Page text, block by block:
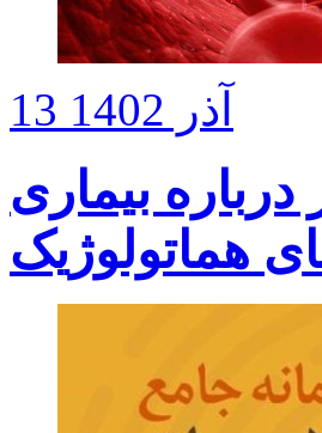
13 آذر 1402
بیماری
هماتولوژیک